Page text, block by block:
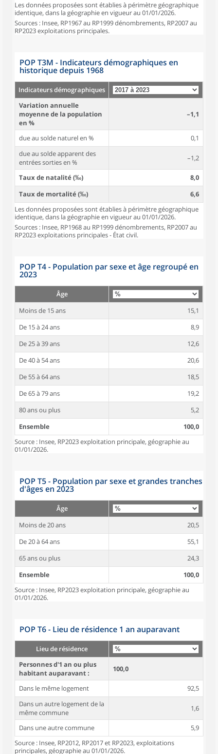
Les données proposées sont établies à périmètre géographique
identique, dans la géographie en vigueur au 01/01/2026.
Sources : Insee, RP1967 au RP1999 dénombrements, RP2007 au
RP2023 exploitations principales.
POP T3M - Indicateurs démographiques en
historique depuis 1968
Indicateurs démographiques
Variation annuelle
moyenne de la population
en %
–1,1
due au solde naturel en %
0,1
due au solde apparent des
entrées sorties en %
–1,2
Taux de natalité (‰)
8,0
Taux de mortalité (‰)
6,6
Les données proposées sont établies à périmètre géographique
identique, dans la géographie en vigueur au 01/01/2026.
Sources : Insee, RP1968 au RP1999 dénombrements, RP2007 au
RP2023 exploitations principales - État civil.
POP T4 - Population par sexe et âge regroupé en
2023
Âge
Moins de 15 ans
15,1
De 15 à 24 ans
8,9
De 25 à 39 ans
12,6
De 40 à 54 ans
20,6
De 55 à 64 ans
18,5
De 65 à 79 ans
19,2
80 ans ou plus
5,2
Ensemble
100,0
Source : Insee, RP2023 exploitation principale, géographie au
01/01/2026.
POP T5 - Population par sexe et grandes tranches
d'âges en 2023
Âge
Moins de 20 ans
20,5
De 20 à 64 ans
55,1
65 ans ou plus
24,3
Ensemble
100,0
Source : Insee, RP2023 exploitation principale, géographie au
01/01/2026.
POP T6 - Lieu de résidence 1 an auparavant
Lieu de résidence
Personnes d'1 an ou plus
habitant auparavant :
100,0
Dans le même logement
92,5
Dans un autre logement de la
même commune
1,6
Dans une autre commune
5,9
Source : Insee, RP2012, RP2017 et RP2023, exploitations
principales, géographie au 01/01/2026.